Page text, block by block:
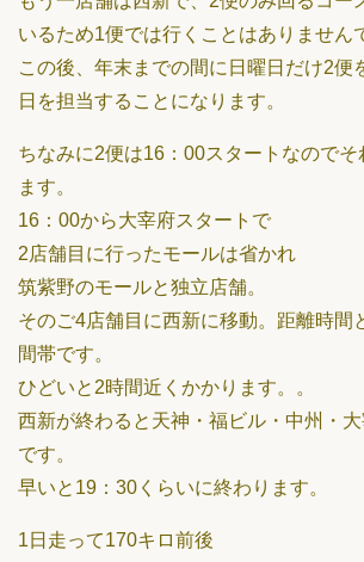
いるため1便では行くことはありません
この後、年末までの間に日曜日だけ2便
日を担当することになります。
ちなみに2便は16：00スタートなのでそ
ます。
16：00から大宰府スタートで
2店舗目に行ったモールは省かれ
筑紫野のモールと独立店舗。
そのご4店舗目に西新に移動。距離時間
間帯です。
ひどいと2時間近くかかります。。
西新が終わると天神・福ビル・中州・
です。
早いと19：30くらいに終わります。
1日走って170キロ前後